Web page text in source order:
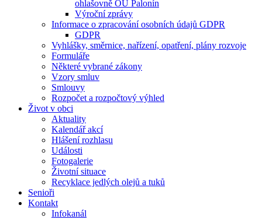
ohlašovně OÚ Palonín
Výroční zprávy
Informace o zpracování osobních údajů GDPR
GDPR
Vyhlášky, směrnice, nařízení, opatření, plány rozvoje
Formuláře
Některé vybrané zákony
Vzory smluv
Smlouvy
Rozpočet a rozpočtový výhled
Život v obci
Aktuality
Kalendář akcí
Hlášení rozhlasu
Události
Fotogalerie
Životní situace
Recyklace jedlých olejů a tuků
Senioři
Kontakt
Infokanál